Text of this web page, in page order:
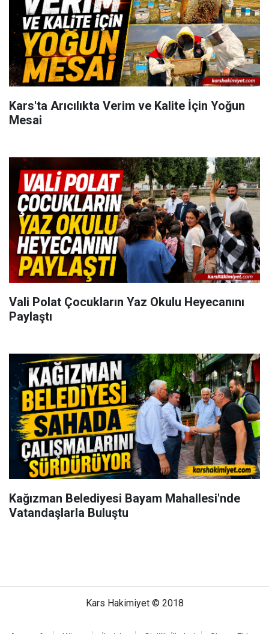
Kars'ta Arıcılıkta Verim ve Kalite İçin Yoğun
Mesai
Vali Polat Çocukların Yaz Okulu Heyecanını
Paylaştı
Kağızman Belediyesi Bayam Mahallesi'nde
Vatandaşlarla Buluştu
Kars Hakimiyet © 2018